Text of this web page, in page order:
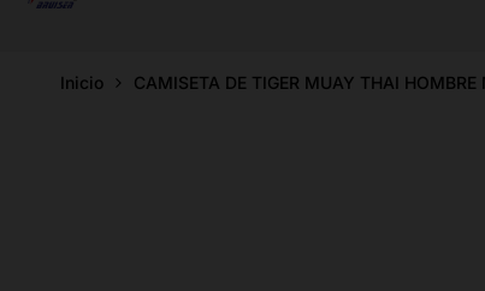
Inicio CAMISETA DE TIGER MUAY THAI HOMBRE